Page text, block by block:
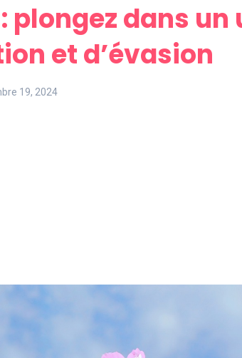
plongez dans un
et d’évasion
19, 2024